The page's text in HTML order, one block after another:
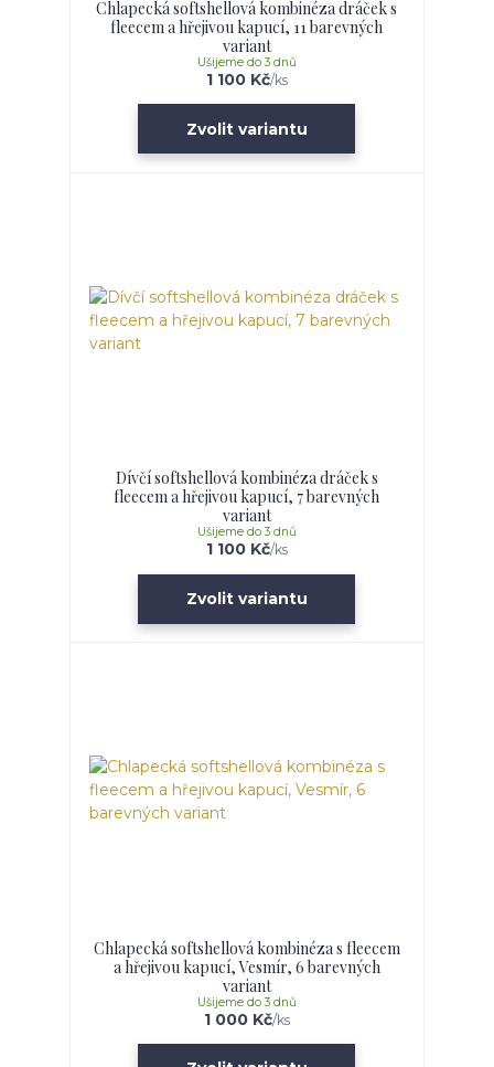
Chlapecká softshellová kombinéza dráček s
fleecem a hřejivou kapucí, 11 barevných
variant
1 100 Kč/ks
Ušijeme do 3 dnů
Zvolit variantu
Dívčí softshellová kombinéza dráček s
fleecem a hřejivou kapucí, 7 barevných
variant
1 100 Kč/ks
Ušijeme do 3 dnů
Zvolit variantu
Chlapecká softshellová kombinéza s fleecem
a hřejivou kapucí, Vesmír, 6 barevných
variant
1 000 Kč/ks
Ušijeme do 3 dnů